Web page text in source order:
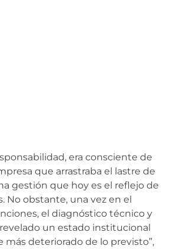
era consciente de
que arrastraba el lastre de
gestión que hoy es el reflejo de
No obstante, una vez en el
el diagnóstico técnico y
un estado institucional
deteriorado de lo previsto”,